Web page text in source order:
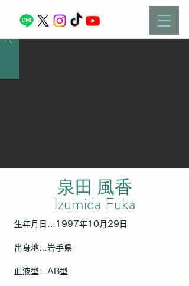
泉田 風香
Izumida Fuka
生年月日 ​​…1997年10月29日
出身地 …岩手県
血液型 ​…AB型